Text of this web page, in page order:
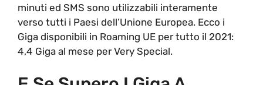
minuti ed SMS sono utilizzabili interamente
verso tutti i Paesi dell’Unione Europea. Ecco i
Giga disponibili in Roaming UE per tutto il 2021:
4,4 Giga al mese per Very Special.